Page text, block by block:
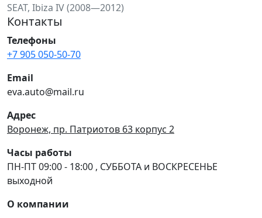
SEAT, Ibiza IV (2008—2012)
Контакты
Телефоны
+7 905 050-50-70
Email
eva.auto@mail.ru
Адрес
Воронеж, пр. Патриотов 63 корпус 2
Часы работы
ПН-ПТ 09:00 - 18:00 , СУББОТА и ВОСКРЕСЕНЬЕ
выходной
О компании